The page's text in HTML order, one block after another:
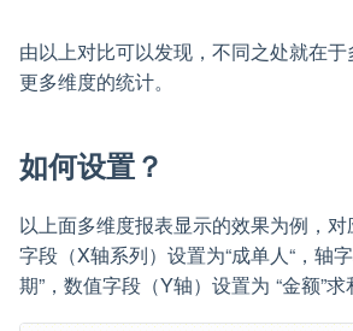
由以上对比可以发现，不同之处就在
更多维度的统计。
如何设置？
以上面多维度报表显示的效果为例，
字段（X轴系列）设置为“成单人“，轴
期”，数值字段（Y轴）设置为 “金额”求